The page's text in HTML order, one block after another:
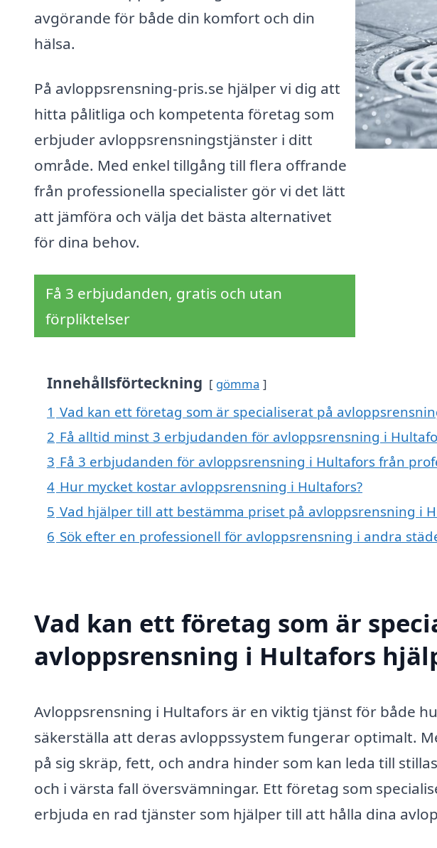
avgörande för både din komfort och din
hälsa.
På avloppsrensning-pris.se hjälper vi dig att
hitta pålitliga och kompetenta företag som
erbjuder avloppsrensningstjänster i ditt
område. Med enkel tillgång till flera offrande
från professionella specialister gör vi det lätt
att jämföra och välja det bästa alternativet
för dina behov.
Få 3 erbjudanden, gratis och utan
förpliktelser
Innehållsförteckning gömma
1 Vad kan ett företag som är specialiserat på
2 Få alltid minst 3 erbjudanden för avloppsrensning i
3 Få 3 erbjudanden för avloppsrensning i Hultafors från
4 Hur mycket kostar avloppsrensning i Hultafors?
5 Vad hjälper till att bestämma priset på avloppsrensning i
6 Sök efter en professionell för avloppsrensning i andra
Vad kan ett företag som är
avloppsrensning i Hultafors
Avloppsrensning i Hultafors är en viktig tjänst för både
säkerställa att deras avloppssystem fungerar optimalt.
på sig skräp, fett, och andra hinder som kan leda till
och i värsta fall översvämningar. Ett företag som
erbjuda en rad tjänster som hjälper till att hålla dina